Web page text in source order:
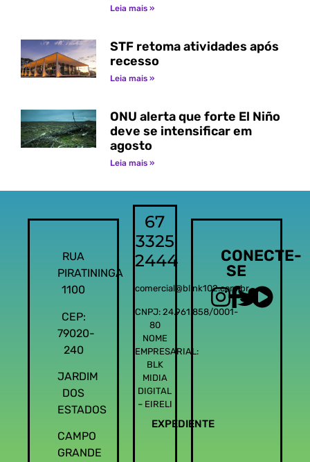
Leia mais »
STF retoma atividades após
recesso
Leia mais »
ONU alerta que forte El Niño
deve se intensificar em
agosto
Leia mais »
RUA
PIRATININGA
1100
CEP:
79020-
240
JARDIM
DOS
ESTADOS
CAMPO
GRANDE
67
3325
2444
comercial@blink102.com.br
CNPJ: 24.961.858/0001-
80
NOME
EMPRESARIAL:
BLK
MIDIA
DIGITAL
– EIRELI
EXPEDIENTE
CONECTE-
SE